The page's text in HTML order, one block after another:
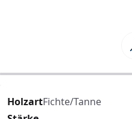
HolzartFichte/Tanne